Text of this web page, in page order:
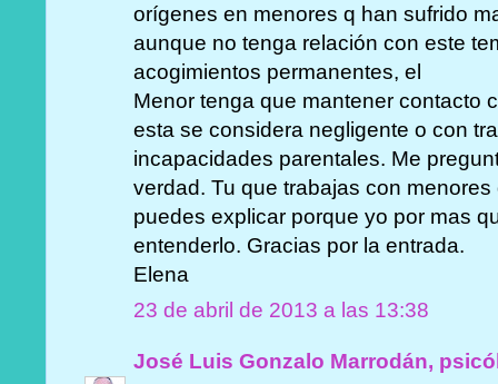
orígenes en menores q han sufrido
aunque no tenga relación con este
acogimientos permanentes, el
Menor tenga que mantener contacto
esta se considera negligente o con
incapacidades parentales. Me
verdad. Tu que trabajas con
puedes explicar porque yo por mas
entenderlo. Gracias por la entrada.
Elena
23 de abril de 2013 a las 13:38
José Luis Gonzalo Marrodán,